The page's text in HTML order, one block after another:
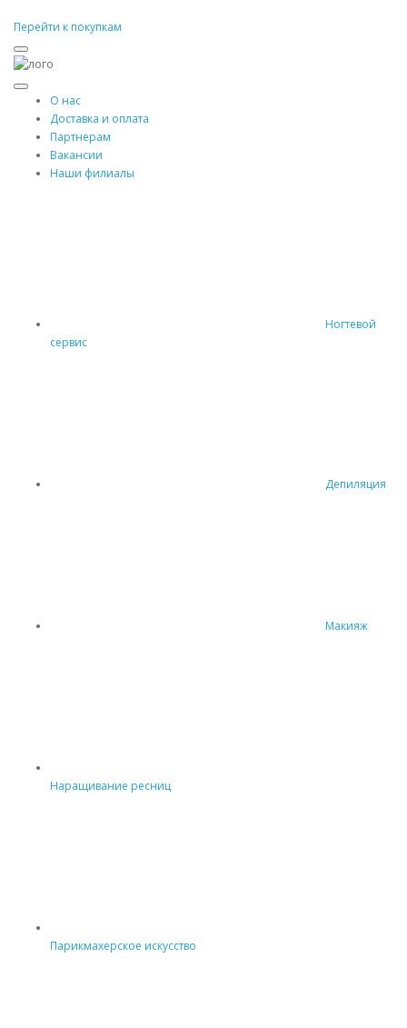
Перейти к покупкам
О нас
Доставка и оплата
Партнерам
Вакансии
Наши филиалы
Ногтевой
сервис
Депиляция
Макияж
Наращивание ресниц
Парикмахерское искусство